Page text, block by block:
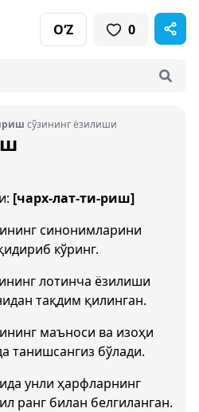
O‘Z 0
сўзининг ёзилиши
[чарх-лат-ти-риш]
синонимларини
кўринг.
лотинча ёзилиши
тақдим қилинган.
маъноси ва изоҳи
танишсангиз бўлади.
унли ҳарфларнинг
ранг билан белгиланган.